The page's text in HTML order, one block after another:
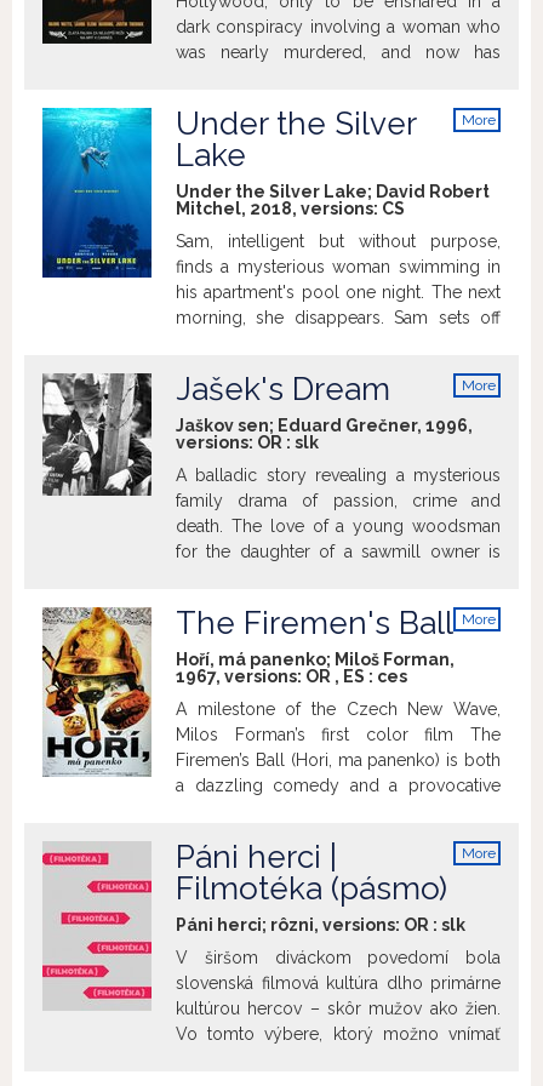
uvádzame pri príležitosti 75. narodenín
režiséra Ivana Reitmana a osláv sviatku
Halloween.
výročia narodenia herca Yves Montanda
(13. 10. 1921 – 9. 11. 1991) a 90. výročia
dark conspiracy involving a woman who
was nearly murdered, and now has
psychotic illusion involving a dangerous
blue box, a director named Adam
Silencio.
More
Under the Silver
Lake
Under the Silver Lake; David Robert
Mitchel, 2018, versions: CS
Sam, intelligent but without purpose,
finds a mysterious woman swimming in
his apartment's pool one night. The next
morning, she disappears. Sam sets off
bizarre.
More
Jašek's Dream
Jaškov sen; Eduard Grečner, 1996,
versions: OR : slk
A balladic story revealing a mysterious
family drama of passion, crime and
death. The love of a young woodsman
for the daughter of a sawmill owner is
girl and her father isolate themselves
from the world. The past is revived again
when a mysterious man appears at the
sawmill. (http://www.sfd.sfu.sk)
More
The Firemen's Ball
Hoří, má panenko; Miloš Forman,
1967, versions: OR , ES : ces
A milestone of the Czech New Wave,
Milos Forman’s first color film The
Firemen’s Ball (Hori, ma panenko) is both
a dazzling comedy and a provocative
chronicles a firemen’s ball where nothing
goes right—from a beauty pageant
whose reluctant participants embarrass
the organizers to a lottery from which
nearly all the prizes are pilfered.
Presumed to be a commentary on the
floundering Czech leadership, the film
was “banned forever” in Czechoslovakia
More
Páni herci |
Filmotéka (pásmo)
Páni herci; rôzni, versions: OR : slk
V širšom diváckom povedomí bola
slovenská filmová kultúra dlho primárne
kultúrou hercov – skôr mužov ako žien.
Vo tomto výbere, ktorý možno vnímať